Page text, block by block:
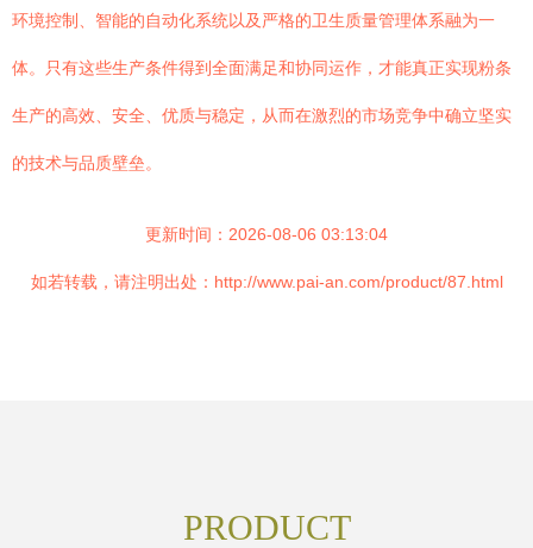
环境控制、智能的自动化系统以及严格的卫生质量管理体系融为一
体。只有这些生产条件得到全面满足和协同运作，才能真正实现粉条
生产的高效、安全、优质与稳定，从而在激烈的市场竞争中确立坚实
的技术与品质壁垒。
更新时间：2026-08-06 03:13:04
如若转载，请注明出处：http://www.pai-an.com/product/87.html
PRODUCT